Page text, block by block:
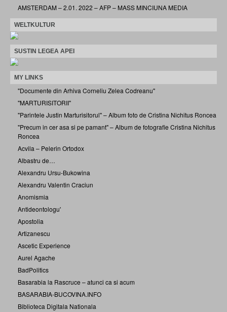
AMSTERDAM – 2.01. 2022 – AFP – MASS MINCIUNA MEDIA
WELTKULTUR
SUSTIN LEGEA APEI
MY LINKS
"Documente din Arhiva Corneliu Zelea Codreanu"
"MARTURISITORII"
"Parintele Justin Marturisitorul" – Album foto de Cristina Nichitus Roncea
"Precum in cer asa si pe pamant" – Album de fotografie Cristina Nichitus
Roncea
Acvila – Pelerin Ortodox
Albastru de…
Alexandru Ursu-Bukowina
Alexandru Valentin Craciun
Anomismia
Antideontologu'
Apostolia
Artizanescu
Ascetic Experience
Aurel Agache
BadPolitics
Basarabia la Rascruce – atunci ca si acum
BASARABIA-BUCOVINA.INFO
Biblioteca Digitala Nationala